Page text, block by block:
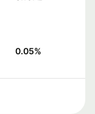
0.05%